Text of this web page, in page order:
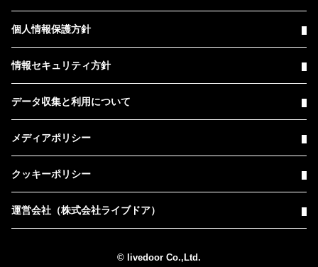
個人情報保護方針
情報セキュリティ方針
データ収集と利用について
メディアポリシー
クッキーポリシー
運営会社（株式会社ライブドア）
© livedoor Co.,Ltd.